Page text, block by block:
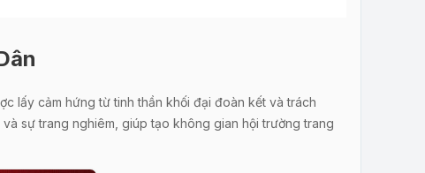
lấy cảm hứng từ tinh thần khối đại đoàn kết và trách
sự trang nghiêm, giúp tạo không gian hội trường trang